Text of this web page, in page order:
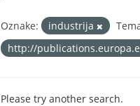
Oznake: industrija
http://
Please try another search.